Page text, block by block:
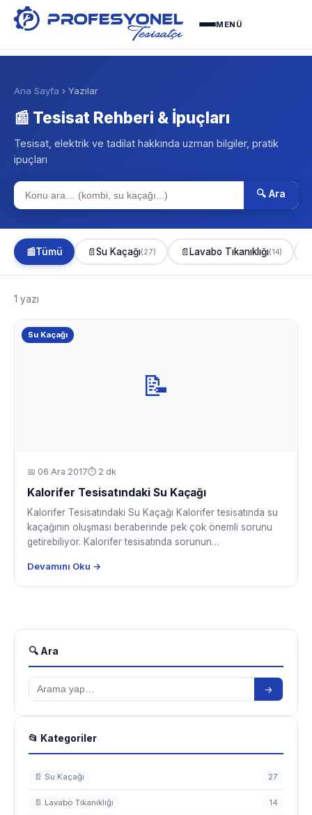
MENÜ
Ana Sayfa › Yazılar
📰 Tesisat Rehberi & İpuçları
Tesisat, elektrik ve tadilat hakkında uzman bilgiler, pratik
ipuçları
🔍 Ara
📰Tümü 📄Su Kaçağı(27) 📄Lavabo Tıkanıklığı(14)
1 yazı
📝
Su Kaçağı
📅 06 Ara 2017⏱ 2 dk
Kalorifer Tesisatındaki Su Kaçağı
Kalorifer Tesisatındaki Su Kaçağı Kalorifer tesisatında su
kaçağının oluşması beraberinde pek çok önemli sorunu
getirebiliyor. Kalorifer tesisatında sorunun…
Devamını Oku →
🔍 Ara
→
📂 Kategoriler
📄 Su Kaçağı 27
📄 Lavabo Tıkanıklığı 14